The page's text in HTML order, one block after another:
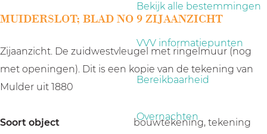
Bekijk alle bestemmingen
VVV informatiepunten
Bereikbaarheid
Overnachten
MUIDERSLOT; BLAD NO 9 ZIJAANZICHT
Zijaanzicht. De zuidwestvleugel met ringelmuur (nog
met openingen). Dit is een kopie van de tekening van
Mulder uit 1880
Soort object
bouwtekening, tekening